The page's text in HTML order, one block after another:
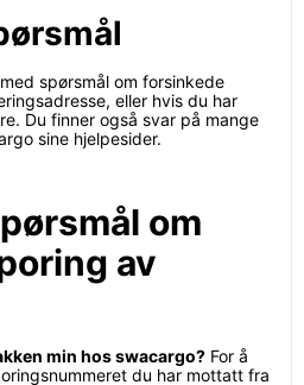
spørsmål om forsinkede
eller hvis du har
Du finner også svar på mange
sine hjelpesider.
om
av
min hos swacargo? For å
du har mottatt fra